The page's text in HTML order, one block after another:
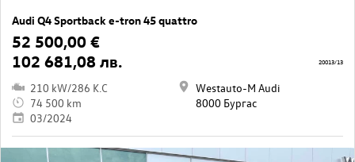
Audi Q4 Sportback e-tron 45 quattro
52 500,00 €
102 681,08 лв.
210 kW/286 K.C
74 500 km
03/2024
Westauto-M Audi
8000 Бургас
20013/13